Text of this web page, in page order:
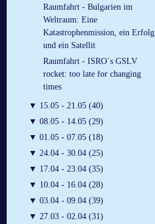
Raumfahrt - Bulgarien im
Weltraum: Eine
Katastrophenmission, ein Erfolg
und ein Satellit
Raumfahrt - ISRO´s GSLV
rocket: too late for changing
times
▼ 15.05 - 21.05 (40)
▼ 08.05 - 14.05 (29)
▼ 01.05 - 07.05 (18)
▼ 24.04 - 30.04 (25)
▼ 17.04 - 23.04 (35)
▼ 10.04 - 16.04 (28)
▼ 03.04 - 09.04 (39)
▼ 27.03 - 02.04 (31)